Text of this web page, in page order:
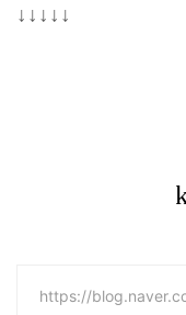
↓ ↓ ↓ ↓ ↓
https://